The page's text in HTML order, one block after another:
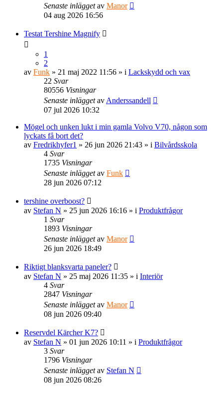
Senaste inläggetav Manor
04 aug 2026 16:56
Testat Tershine Magnify
1
2
av Funk » 21 maj 2022 11:56 » i Lackskydd och vax
22 Svar
80556 Visningar
Senaste inläggetav Anderssandell
07 jul 2026 10:32
Mögel och unken lukt i min gamla Volvo V70, någon som
lyckats få bort det?
av Fredrikhyfer1 » 26 jun 2026 21:43 » i Bilvårdsskola
4 Svar
1735 Visningar
Senaste inläggetav Funk
28 jun 2026 07:12
tershine overboost?
av Stefan N » 25 jun 2026 16:16 » i Produktfrågor
1 Svar
1893 Visningar
Senaste inläggetav Manor
26 jun 2026 18:49
Riktigt blanksvarta paneler?
av Stefan N » 25 maj 2026 11:35 » i Interiör
4 Svar
2847 Visningar
Senaste inläggetav Manor
08 jun 2026 09:40
Reservdel Kärcher K7?
av Stefan N » 01 jun 2026 10:11 » i Produktfrågor
3 Svar
1796 Visningar
Senaste inläggetav Stefan N
08 jun 2026 08:26